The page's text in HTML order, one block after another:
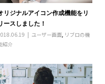
リジナルアイコン作成機能をリ
ースしました！
ユーザー画面, リブロの機
紹介